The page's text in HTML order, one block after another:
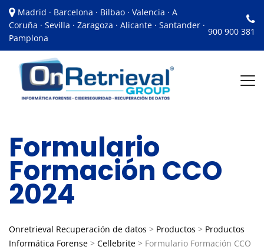
Madrid · Barcelona · Bilbao · Valencia · A
Coruña · Sevilla · Zaragoza · Alicante · Santander ·
Pamplona
900 900 381
Formulario
Formación CCO
2024
Onretrieval Recuperación de datos > Productos > Productos
Informática Forense > Cellebrite > Formulario Formación CCO